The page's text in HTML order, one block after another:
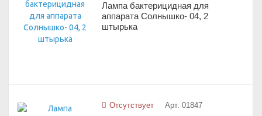
Лампа бактерицидная для
аппарата Солнышко- 04, 2
штырька
Отсутствует Арт. 01847